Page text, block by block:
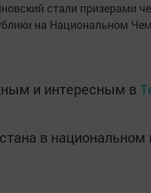
стали
на Национальном
и интересным в
в